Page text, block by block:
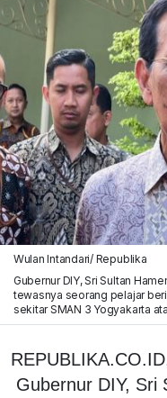
Wulan Intandari/ Republika
Gubernur DIY, Sri Sultan
tewasnya seorang pelajar
sekitar SMAN 3 Yogyakarta
Gubernur DIY, Sri